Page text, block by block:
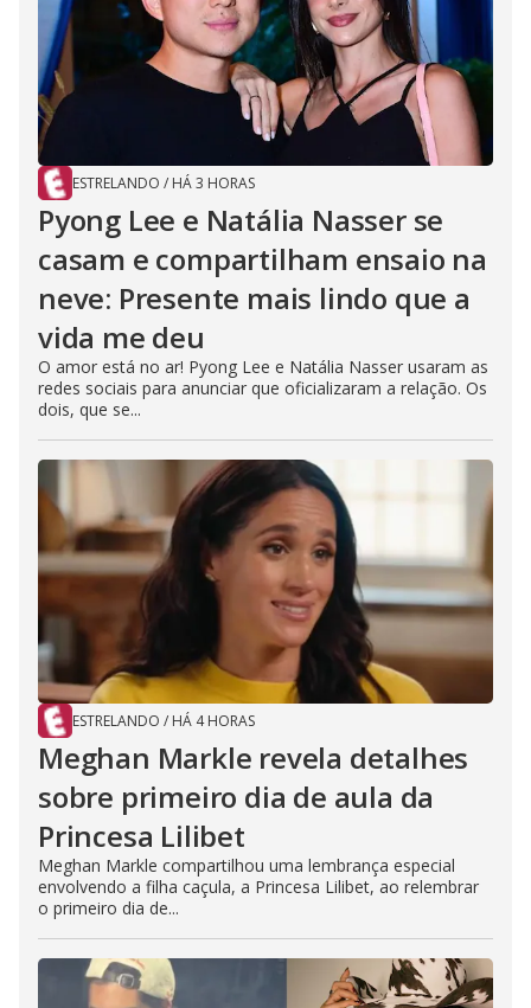
ESTRELANDO / HÁ 3 HORAS
Pyong Lee e Natália Nasser se
casam e compartilham ensaio na
neve: Presente mais lindo que a
vida me deu
O amor está no ar! Pyong Lee e Natália Nasser usaram as
redes sociais para anunciar que oficializaram a relação. Os
dois, que se...
ESTRELANDO / HÁ 4 HORAS
Meghan Markle revela detalhes
sobre primeiro dia de aula da
Princesa Lilibet
Meghan Markle compartilhou uma lembrança especial
envolvendo a filha caçula, a Princesa Lilibet, ao relembrar
o primeiro dia de...